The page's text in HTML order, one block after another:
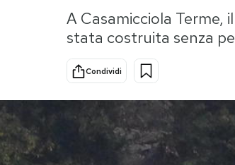
Storie/Idee
Ok Boomer!
Altrecose
Mondiali calcio 2026
A Casamicciola Terme,
stata costruita senza
Condividi